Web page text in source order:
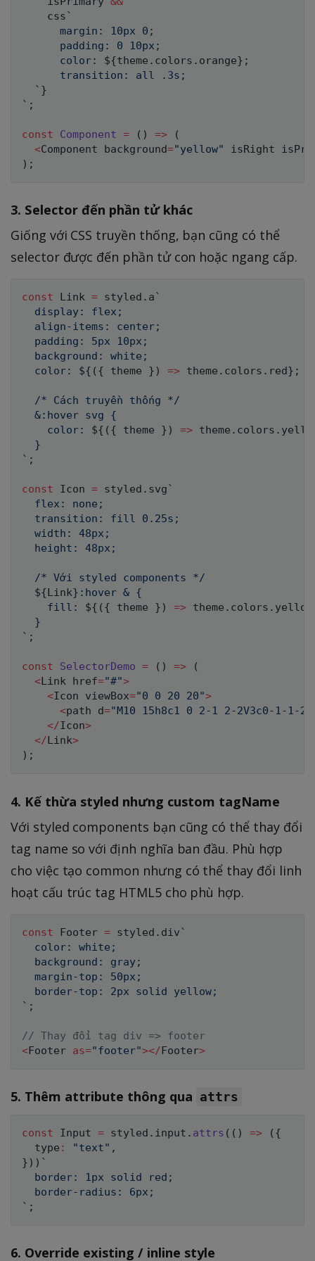
    css
`
      margin: 10px 0;
      padding: 0 10px;
      color:
${theme . colors . orange} ;
      transition: all .3s;
` }
` ;
const Component = ( ) =>
(
<Component background="yellow"
isRight
) ;
3. Selector đến phần tử khác
Giống với CSS truyền thống, bạn cũng có thể
selector được đến phần tử con hoặc ngang cấp.
const Link = styled . a`
  display: flex;
  align-items: center;
  padding: 5px 10px;
  background: white;
  color:
${ ( { theme } ) => theme . colors . red} ;
  /* Cách truyền thống */
  &:hover svg {
    color:
${ ( { theme } ) => theme . colors .
` ;
const Icon = styled . svg`
  flex: none;
  transition: fill 0.25s;
  width: 48px;
  height: 48px;
  /* Với styled components */
${Link} :hover & {
    fill:
${ ( { theme } ) => theme . colors . yellow
` ;
const SelectorDemo = ( ) =>
(
<Link href="#">
<Icon viewBox="0 0 20 20">
<path d="M10 15h8c1 0 2-1 2-2V3c0-1-1-2-
</Icon>
</Link>
) ;
4. Kế thừa styled nhưng custom tagName
Với styled components bạn cũng có thể thay đổi
tag name so với định nghĩa ban đầu. Phù hợp
cho việc tạo common nhưng có thể thay đổi linh
hoạt cấu trúc tag HTML5 cho phù hợp.
const Footer = styled . div`
  color: white;
  background: gray;
  margin-top: 50px;
` ;
// Thay đổi tag div => footer
<Footer as="footer"></Footer>
5. Thêm attribute thông qua attrs
const Input = styled . input . attrs ( ( ) => ( {
  type
: "text" ,
} ) ) `
  border: 1px solid red;
` ;
6. Override existing / inline style